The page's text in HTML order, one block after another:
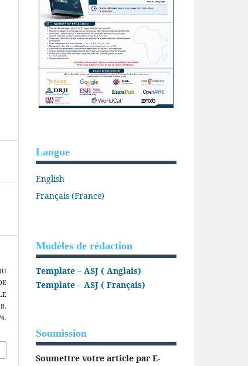
Langue
English
Français (France)
Modèles de rédaction
Template – ASJ ( Anglais)
Template – ASJ ( Français)
Soumission
Soumettre votre article par E-